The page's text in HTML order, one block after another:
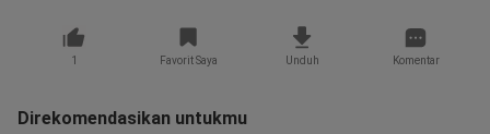
1 Favorit Saya Unduh Komentar
Direkomendasikan untukmu